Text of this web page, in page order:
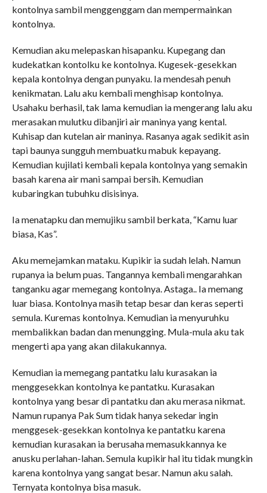
kontolnya sambil menggenggam dan mempermainkan
kontolnya.
Kemudian aku melepaskan hisapanku. Kupegang dan
kudekatkan kontolku ke kontolnya. Kugesek-gesekkan
kepala kontolnya dengan punyaku. Ia mendesah penuh
kenikmatan. Lalu aku kembali menghisap kontolnya.
Usahaku berhasil, tak lama kemudian ia mengerang lalu aku
merasakan mulutku dibanjiri air maninya yang kental.
Kuhisap dan kutelan air maninya. Rasanya agak sedikit asin
tapi baunya sungguh membuatku mabuk kepayang.
Kemudian kujilati kembali kepala kontolnya yang semakin
basah karena air mani sampai bersih. Kemudian
kubaringkan tubuhku disisinya.
Ia menatapku dan memujiku sambil berkata, “Kamu luar
biasa, Kas”.
Aku memejamkan mataku. Kupikir ia sudah lelah. Namun
rupanya ia belum puas. Tangannya kembali mengarahkan
tanganku agar memegang kontolnya. Astaga.. Ia memang
luar biasa. Kontolnya masih tetap besar dan keras seperti
semula. Kuremas kontolnya. Kemudian ia menyuruhku
membalikkan badan dan menungging. Mula-mula aku tak
mengerti apa yang akan dilakukannya.
Kemudian ia memegang pantatku lalu kurasakan ia
menggesekkan kontolnya ke pantatku. Kurasakan
kontolnya yang besar di pantatku dan aku merasa nikmat.
Namun rupanya Pak Sum tidak hanya sekedar ingin
menggesek-gesekkan kontolnya ke pantatku karena
kemudian kurasakan ia berusaha memasukkannya ke
anusku perlahan-lahan. Semula kupikir hal itu tidak mungkin
karena kontolnya yang sangat besar. Namun aku salah.
Ternyata kontolnya bisa masuk.